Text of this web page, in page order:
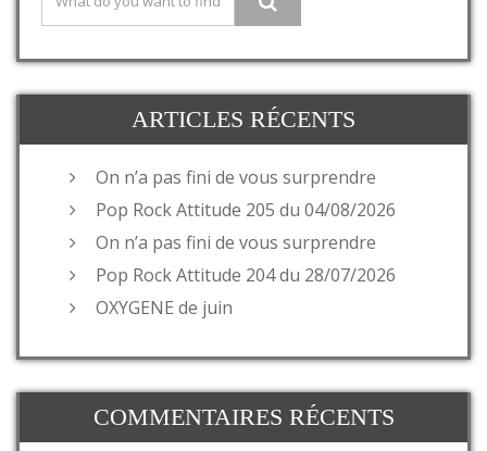
ARTICLES RÉCENTS
On n’a pas fini de vous surprendre
Pop Rock Attitude 205 du 04/08/2026
On n’a pas fini de vous surprendre
Pop Rock Attitude 204 du 28/07/2026
OXYGENE de juin
COMMENTAIRES RÉCENTS